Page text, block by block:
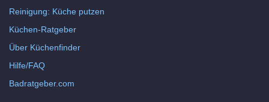
Reinigung: Küche putzen
Küchen-Ratgeber
Über Küchenfinder
Hilfe/FAQ
Badratgeber.com